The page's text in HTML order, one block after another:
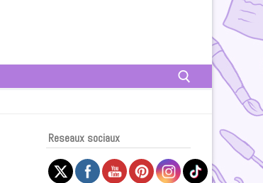
Reseaux sociaux